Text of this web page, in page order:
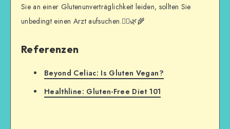
Sie an einer Glutenunverträglichkeit leiden, sollten Sie
unbedingt einen Arzt aufsuchen.👨‍⚕️🌿🌾
Referenzen
Beyond Celiac: Is Gluten Vegan?
Healthline: Gluten-Free Diet 101